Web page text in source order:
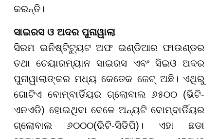
କରନ୍ତି।
ସାଇରସ ଓ ଅଦର ପୁନାୱାଲା
ସିରମ ଇନିଷ୍ଟିଟ୍ୟୁଟ ଅଫ ଇଣ୍ଡିଆର ଫାଉଣ୍ଡର
ତଥା ଚେୟାରମ୍ୟାନ ସାଇରସ ଏବଂ ସିଇଓ ଅଦର
ପୁନାୱାଲାଙ୍କର ମଧ୍ୟ କେତେକ ଜେଟ୍ ଅଛି। ଏଥିରୁ
ଗୋଟିଏ ବୋମ୍ବାର୍ଡିୟର ଗ୍ଲୋବାଲ ୬୫୦୦ (ଭିଟି-
ଏନଏଡି) ହୋଇଥିବା ବେଳେ ଅନ୍ୟଟି ବୋମ୍ବାର୍ଡିୟର
ଗ୍ଲୋବାଲ ୬୦୦୦(ଭିଟି-ସିଡିପି)। ଏହା ଛଡା